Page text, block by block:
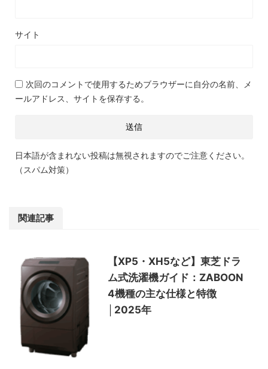
サイト
次回のコメントで使用するためブラウザーに自分の名前、メ
ールアドレス、サイトを保存する。
日本語が含まれない投稿は無視されますのでご注意ください。
（スパム対策）
関連記事
【XP5・XH5など】東芝ドラ
ム式洗濯機ガイド：ZABOON
4機種の主な仕様と特徴
│2025年